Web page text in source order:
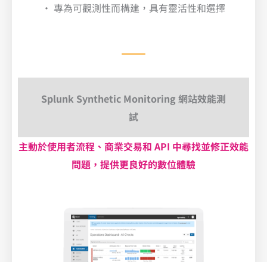
• 專為可觀測性而構建，具有靈活性和選擇
Splunk Synthetic Monitoring 網站效能測
試
主動於使用者流程、商業交易和 API 中尋找並修正效能
問題，提供更良好的數位體驗